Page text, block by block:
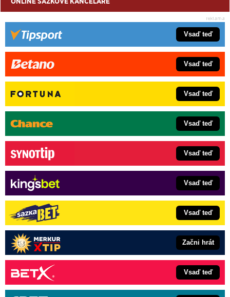
Vsaď teď
Vsaď teď
Vsaď teď
Vsaď teď
Vsaď teď
Vsaď teď
Vsaď teď
Začni hrát
Vsaď teď